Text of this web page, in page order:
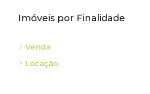
Imóveis por Finalidade
Venda
Locação